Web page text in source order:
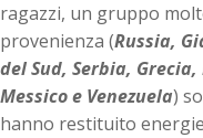
ragazzi, un gruppo
provenienza (Russia,
del Sud, Serbia,
Messico e Venezuela)
hanno restituito